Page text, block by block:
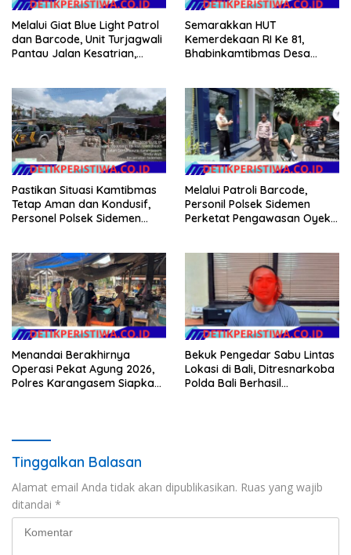
Melalui Giat Blue Light Patrol
dan Barcode, Unit Turjagwali
Pantau Jalan Kesatrian,
Semarakkan HUT
Kemerdekaan RI Ke 81,
Bhabinkamtibmas Desa
Merah Putih
Pastikan Situasi Kamtibmas
Tetap Aman dan Kondusif,
Personel Polsek Sidemen
Melalui Patroli Barcode,
Personil Polsek Sidemen
Perketat Pengawasan Oyek
Menandai Berakhirnya
Operasi Pekat Agung 2026,
Polres Karangasem Siapkan
Bekuk Pengedar Sabu Lintas
Lokasi di Bali, Ditresnarkoba
Polda Bali Berhasil
Tinggalkan Balasan
Alamat email Anda tidak akan dipublikasikan. Ruas yang wajib
ditandai *